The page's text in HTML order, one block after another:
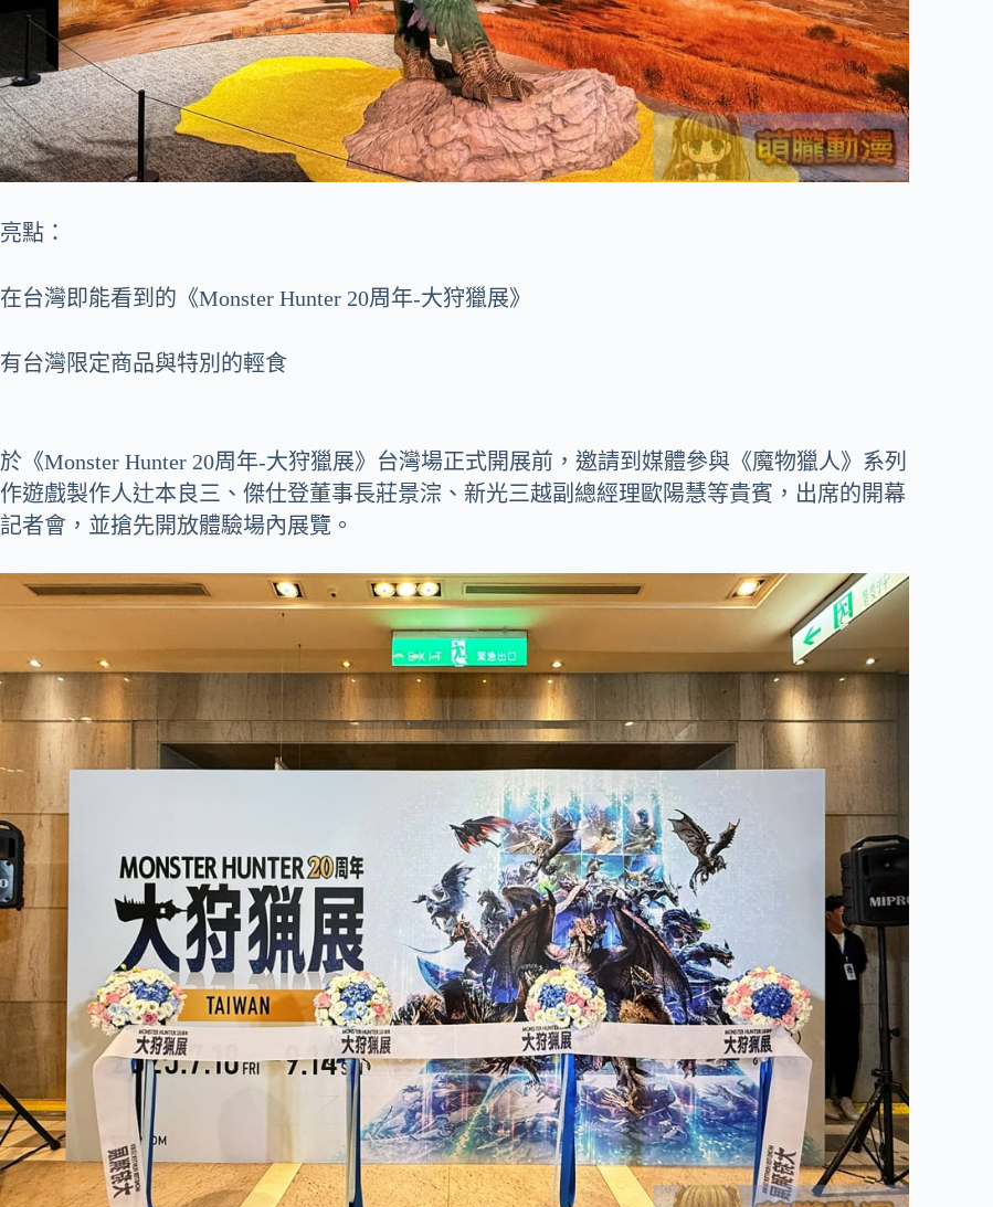
亮點：
在台灣即能看到的《Monster Hunter 20周年-大狩獵展》
有台灣限定商品與特別的輕食
於《Monster Hunter 20周年-大狩獵展》台灣場正式開展前，邀請到媒體參與《魔物獵人》系列
作遊戲製作人辻本良三、傑仕登董事長莊景淙、新光三越副總經理歐陽慧等貴賓，出席的開幕
記者會，並搶先開放體驗場內展覽。